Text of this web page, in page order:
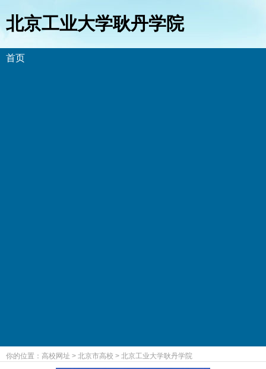
北京工业大学耿丹学院
首页
你的位置： 高校网址 > 北京市高校 > 北京工业大学耿丹学院